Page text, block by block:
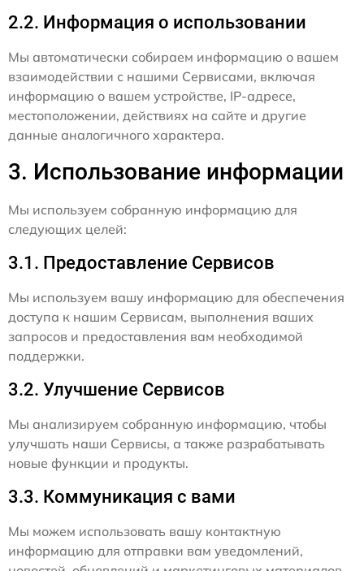
2.2. Информация о использовании
Мы автоматически собираем информацию о вашем
взаимодействии с нашими Сервисами, включая
информацию о вашем устройстве, IP-адресе,
местоположении, действиях на сайте и другие
данные аналогичного характера.
3. Использование информации
Мы используем собранную информацию для
следующих целей:
3.1. Предоставление Сервисов
Мы используем вашу информацию для обеспечения
доступа к нашим Сервисам, выполнения ваших
запросов и предоставления вам необходимой
поддержки.
3.2. Улучшение Сервисов
Мы анализируем собранную информацию, чтобы
улучшать наши Сервисы, а также разрабатывать
новые функции и продукты.
3.3. Коммуникация с вами
Мы можем использовать вашу контактную
информацию для отправки вам уведомлений,